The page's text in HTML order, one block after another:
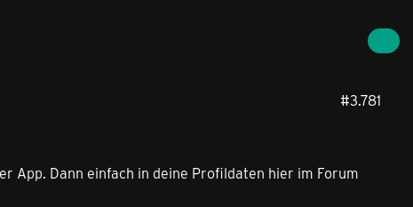
#3.781
App. Dann einfach in deine Profildaten hier im Forum